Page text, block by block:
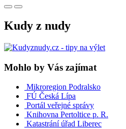
Kudy z nudy
Mohlo by Vás zajímat
Mikroregion Podralsko
FÚ Česká Lípa
Portál veřejné správy
Knihovna Pertoltice p. R.
Katastrání úřad Liberec